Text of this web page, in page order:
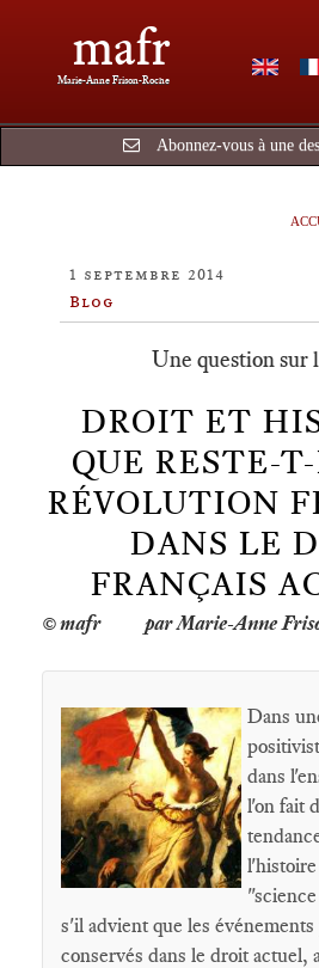
mafr
Marie-Anne Frison-Roche
Abonnez-vous à une
1 septembre 2014
Blog
Une question sur
DROIT ET
QUE RESTE-
RÉVOLUTION
DANS LE
FRANÇAIS
par Marie-Anne
Dans
dans
l'on fait
s'il advient que les événements
conservés dans le droit actuel,